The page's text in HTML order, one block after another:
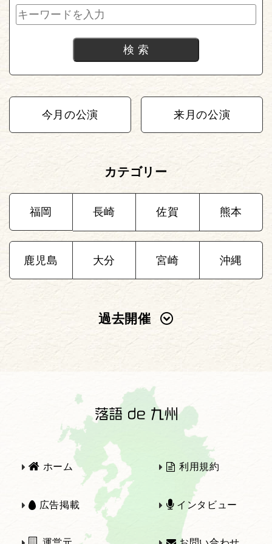
今月の公演 来月の公演
カテゴリー
福岡 長崎 佐賀 熊本
鹿児島 大分 宮崎 沖縄
過去開催
2022年
2021年 2020年
2019年 2018年
ホーム 利用規約
広告掲載 インタビュー